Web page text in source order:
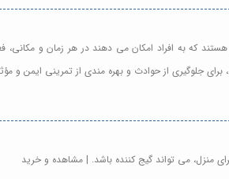
که به افراد امکان می دهند در هر زمان و
جلوگیری از حوادث و بهره مندی از تمرینی ایمن
منزل، می تواند گیج کننده باشد. | مشاهده و خرید